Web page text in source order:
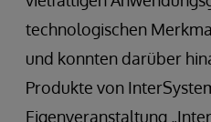
technologischen
und konnten darüber
Produkte von
Eigenveranstaltung